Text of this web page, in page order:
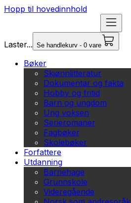
Hopp til hovedinnhold
Laster... Se handlekurv - 0 vare
Bøker
Skjønnlitteratur
Dokumentar og fakta
Hobby og fritid
Barn og ungdom
Ung voksen
Serieromaner
Fagbøker
Skolebøker
Forfattere
Utdanning
Barnehage
Grunnskole
Videregående